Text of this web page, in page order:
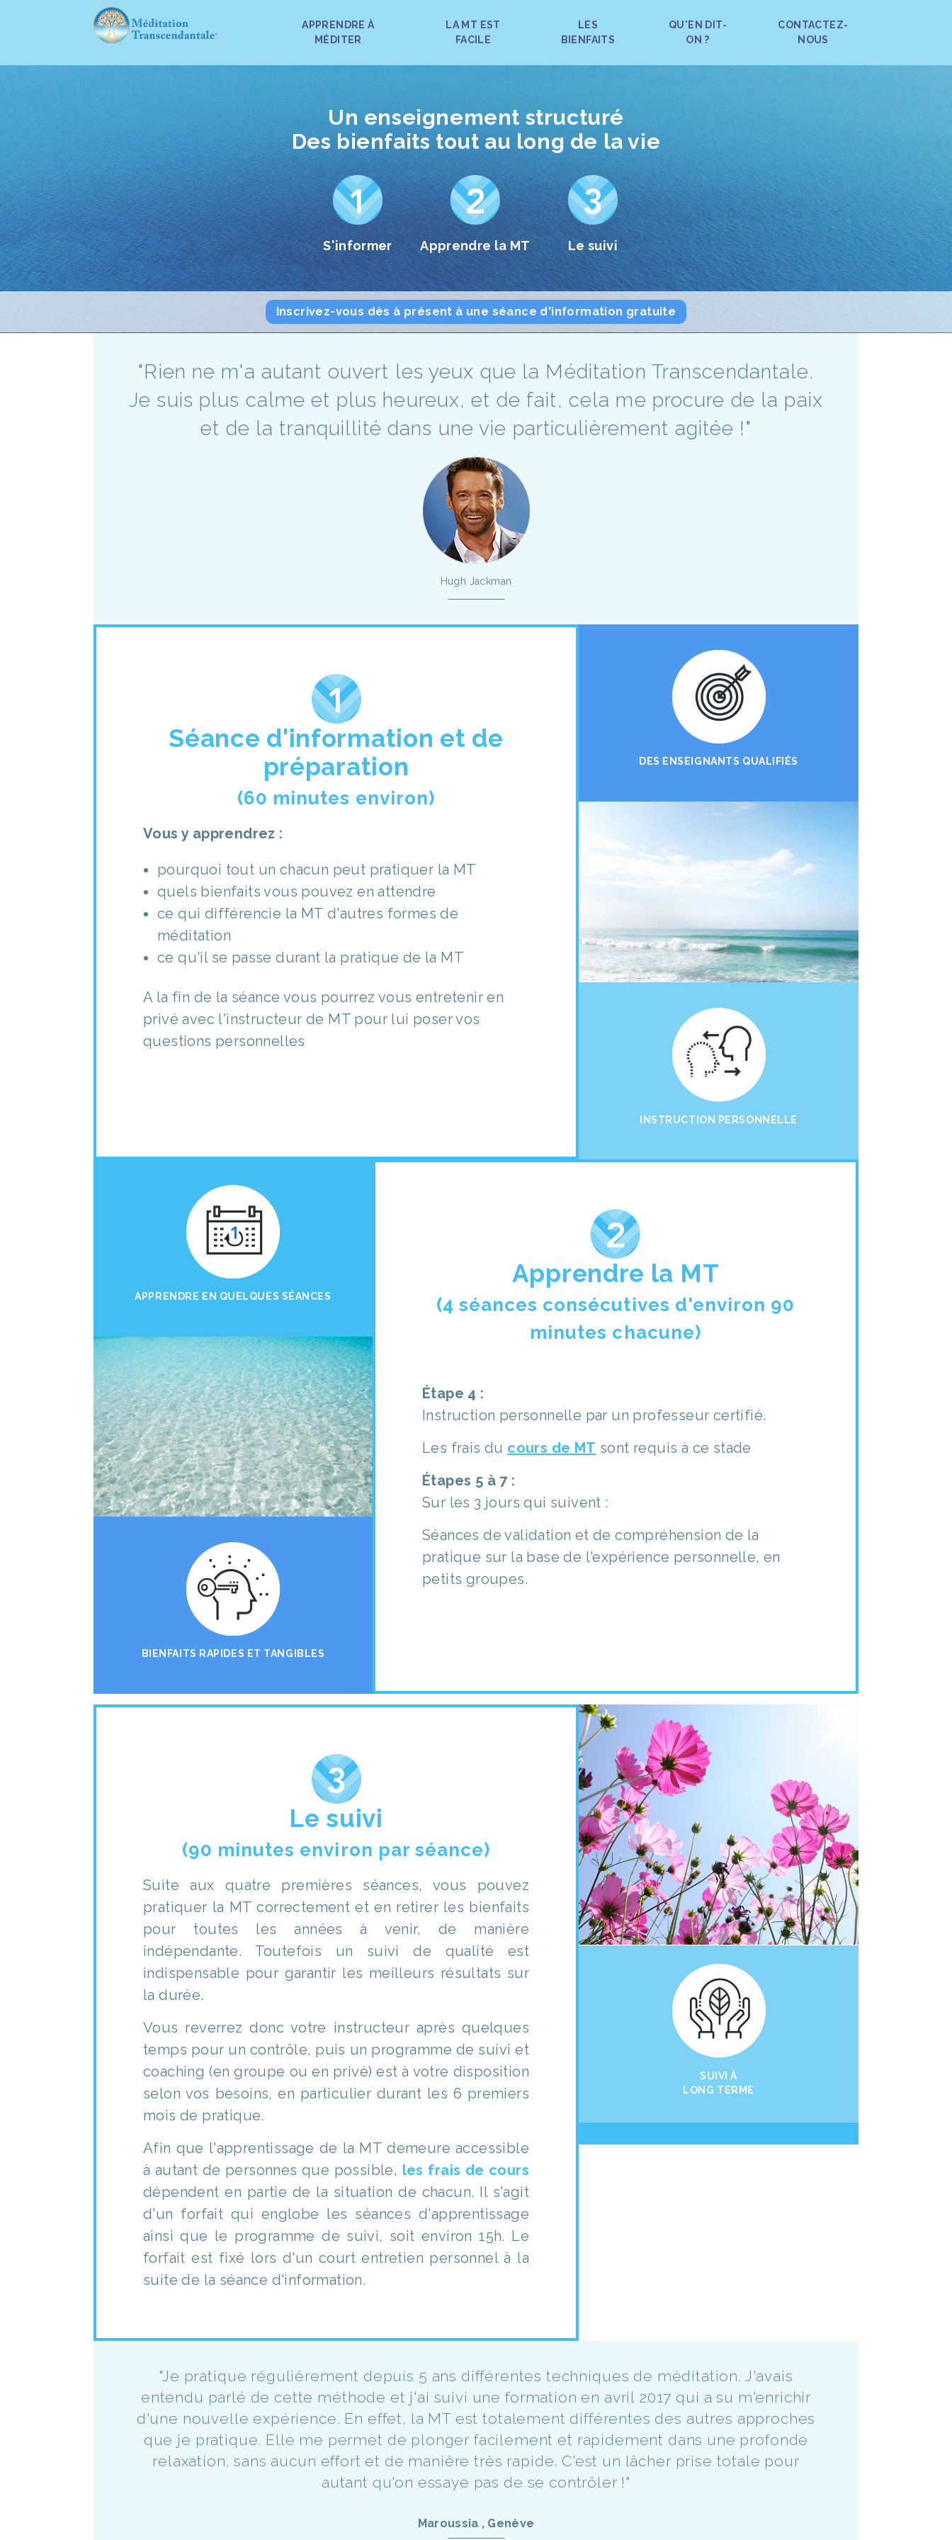
APPRENDRE À
MÉDITER
LA MT EST
FACILE
LES
BIENFAITS
QU'EN DIT-
ON ?
CONTACTEZ-
NOUS
Un enseignement structuré
Des bienfaits tout au long de la vie
S'informer Apprendre la MT Le suivi
Inscrivez-vous dès à présent à une séance d'information gratuite
"Rien ne m'a autant ouvert les yeux que la Méditation Transcendantale.
Je suis plus calme et plus heureux, et de fait, cela me procure de la paix
et de la tranquillité dans une vie particulièrement agitée !"
Hugh Jackman
Séance d'information et de
préparation
(60 minutes environ)
Vous y apprendrez :
pourquoi tout un chacun peut pratiquer la MT
quels bienfaits vous pouvez en attendre
ce qui différencie la MT d'autres formes de
méditation
ce qu'il se passe durant la pratique de la MT
A la fin de la séance vous pourrez vous entretenir en
privé avec l'instructeur de MT pour lui poser vos
questions personnelles
DES ENSEIGNANTS QUALIFIÉS
INSTRUCTION PERSONNELLE
APPRENDRE EN QUELQUES SÉANCES
BIENFAITS RAPIDES ET TANGIBLES
Apprendre la MT
(4 séances consécutives d'environ 90
minutes chacune)
Étape 4 :
Instruction personnelle par un professeur certifié.
Les frais du cours de MT sont requis à ce stade
Étapes 5 à 7 :
Sur les 3 jours qui suivent :
Séances de validation et de compréhension de la
pratique sur la base de l'expérience personnelle, en
petits groupes.
Le suivi
(90 minutes environ par séance)
Suite aux quatre premières séances, vous pouvez
pratiquer la MT correctement et en retirer les bienfaits
pour toutes les années à venir, de manière
indépendante. Toutefois un suivi de qualité est
indispensable pour garantir les meilleurs résultats sur
la durée.
Vous reverrez donc votre instructeur après quelques
temps pour un contrôle, puis un programme de suivi et
coaching (en groupe ou en privé) est à votre disposition
selon vos besoins, en particulier durant les 6 premiers
mois de pratique.
Afin que l'apprentissage de la MT demeure accessible
à autant de personnes que possible, les frais de cours
dépendent en partie de la situation de chacun. Il s'agit
d'un forfait qui englobe les séances d'apprentissage
ainsi que le programme de suivi, soit environ 15h. Le
forfait est fixé lors d'un court entretien personnel à la
suite de la séance d'information.
SUIVI À
LONG TERME
"Je pratique régulièrement depuis 5 ans différentes techniques de méditation. J'avais
entendu parlé de cette méthode et j'ai suivi une formation en avril 2017 qui a su m'enrichir
d'une nouvelle expérience. En effet, la MT est totalement différentes des autres approches
que je pratique. Elle me permet de plonger facilement et rapidement dans une profonde
relaxation, sans aucun effort et de manière très rapide. C'est un lâcher prise totale pour
autant qu'on essaye pas de se contrôler !"
Maroussia , Genève